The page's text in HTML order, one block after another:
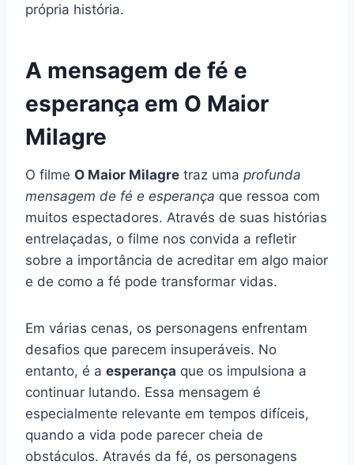
própria história.
A mensagem de fé e
esperança em O Maior
Milagre
O filme O Maior Milagre traz uma profunda
mensagem de fé e esperança que ressoa com
muitos espectadores. Através de suas histórias
entrelaçadas, o filme nos convida a refletir
sobre a importância de acreditar em algo maior
e de como a fé pode transformar vidas.
Em várias cenas, os personagens enfrentam
desafios que parecem insuperáveis. No
entanto, é a esperança que os impulsiona a
continuar lutando. Essa mensagem é
especialmente relevante em tempos difíceis,
quando a vida pode parecer cheia de
obstáculos. Através da fé, os personagens